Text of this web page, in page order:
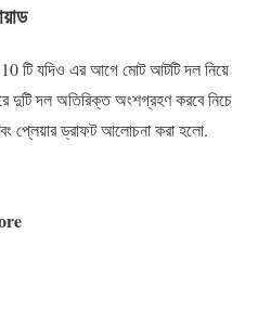
টি যদিও এর আগে মোট আটটি দল নিয়ে
দুটি দল অতিরিক্ত অংশগ্রহণ করবে নিচে
ড্রাফট আলোচনা করা হলো.